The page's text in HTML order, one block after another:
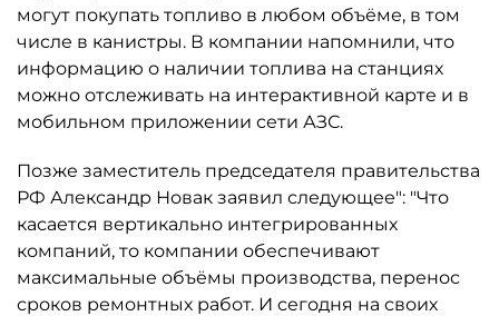
могут покупать топливо в любом объёме, в том
числе в канистры. В компании напомнили, что
информацию о наличии топлива на станциях
можно отслеживать на интерактивной карте и в
мобильном приложении сети АЗС.
Позже заместитель председателя правительства
РФ Александр Новак заявил следующее": "Что
касается вертикально интегрированных
компаний, то компании обеспечивают
максимальные объёмы производства, перенос
сроков ремонтных работ. И сегодня на своих